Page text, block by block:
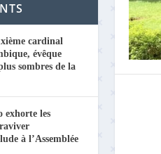
cardinal
évêque
sombres de la
exhorte les
à l’Assemblée